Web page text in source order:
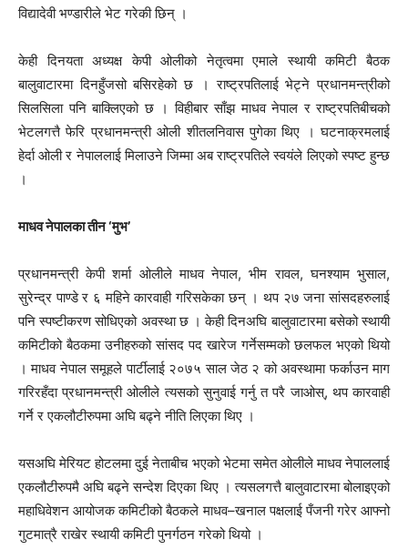
विद्यादेवी भण्डारीले भेट गरेकी छिन् ।
केही दिनयता अध्यक्ष केपी ओलीको नेतृत्वमा एमाले स्थायी कमिटी बैठक
बालुवाटारमा दिनहुँजसो बसिरहेको छ । राष्ट्रपतिलाई भेट्ने प्रधानमन्त्रीको
सिलसिला पनि बाक्लिएको छ । विहीबार साँझ माधव नेपाल र राष्ट्रपतिबीचको
भेटलगत्तै फेरि प्रधानमन्त्री ओली शीतलनिवास पुगेका थिए । घटनाक्रमलाई
हेर्दा ओली र नेपाललाई मिलाउने जिम्मा अब राष्ट्रपतिले स्वयंले लिएको स्पष्ट हुन्छ
।
माधव नेपालका तीन ‘मुभ’
प्रधानमन्त्री केपी शर्मा ओलीले माधव नेपाल, भीम रावल, घनश्याम भुसाल,
सुरेन्द्र पाण्डे र ६ महिने कारवाही गरिसकेका छन् । थप २७ जना सांसदहरुलाई
पनि स्पष्टीकरण सोधिएको अवस्था छ । केही दिनअघि बालुवाटारमा बसेको स्थायी
कमिटीको बैठकमा उनीहरुको सांसद पद खारेज गर्नेसम्मको छलफल भएको थियो
। माधव नेपाल समूहले पार्टीलाई २०७५ साल जेठ २ को अवस्थामा फर्काउन माग
गरिरहँदा प्रधानमन्त्री ओलीले त्यसको सुनुवाई गर्नु त परै जाओस्, थप कारवाही
गर्ने र एकलौटीरुपमा अघि बढ्ने नीति लिएका थिए ।
यसअघि मेरियट होटलमा दुई नेताबीच भएको भेटमा समेत ओलीले माधव नेपाललाई
एकलौटीरुपमै अघि बढ्ने सन्देश दिएका थिए । त्यसलगत्तै बालुवाटारमा बोलाइएको
महाधिवेशन आयोजक कमिटीको बैठकले माधव–खनाल पक्षलाई पँजनी गरेर आफ्नो
गुटमात्रै राखेर स्थायी कमिटी पुनर्गठन गरेको थियो ।